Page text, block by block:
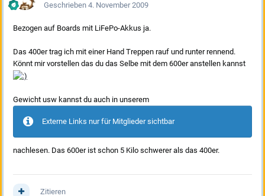
Geschrieben 4. November 2009
Bezogen auf Boards mit LiFePo-Akkus ja.
Das 400er trag ich mit einer Hand Treppen rauf und runter rennend.
Könnt mir vorstellen das du das Selbe mit dem 600er anstellen kannst
Gewicht usw kannst du auch in unserem
Externe Links nur für Mitglieder sichtbar
nachlesen. Das 600er ist schon 5 Kilo schwerer als das 400er.
Zitieren